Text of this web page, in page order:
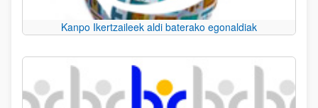
Kanpo Ikertzaileek aldi baterako egonaldiak